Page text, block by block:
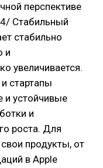
перспективе
4/ Стабильный
стабильно
и
увеличивается.
стартапы
и устойчивые
и
роста. Для
продукты, от
в Apple